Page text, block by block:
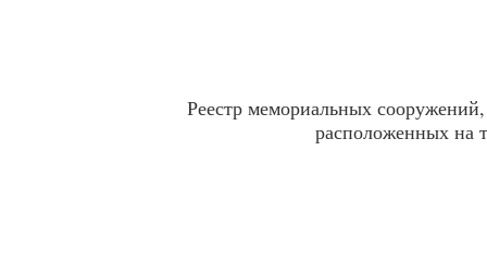
Реестр мемориальных
расположенных на